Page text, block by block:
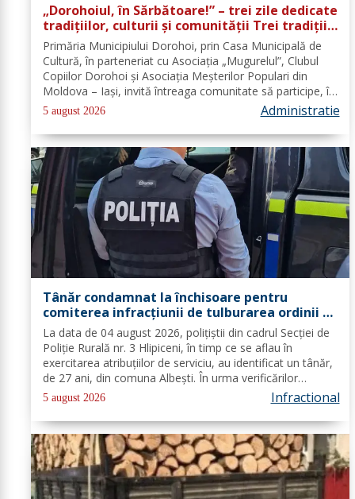
„Dorohoiul, în Sărbătoare!” – trei zile dedicate
tradițiilor, culturii și comunității Trei tradiții.
Un singur eveniment. O singură sărbătoare!
Primăria Municipiului Dorohoi, prin Casa Municipală de
Cultură, în parteneriat cu Asociația „Mugurelul”, Clubul
Copiilor Dorohoi și Asociația Meșterilor Populari din
Moldova – Iași, invită întreaga comunitate să participe, în
perioada 28–30 august 2026, la evenimentul „Dorohoiul,
în Sărbătoare!”....
5 august 2026 Administratie
Tânăr condamnat la închisoare pentru
comiterea infracțiunii de tulburarea ordinii și
liniștii publice
La data de 04 august 2026, polițiștii din cadrul Secției de
Poliție Rurală nr. 3 Hlipiceni, în timp ce se aflau în
exercitarea atribuțiilor de serviciu, au identificat un tânăr,
de 27 ani, din comuna Albești. În urma verificărilor
efectuate de către polițiști, s-a constatat faptul că pe
numele...
5 august 2026 Infractional